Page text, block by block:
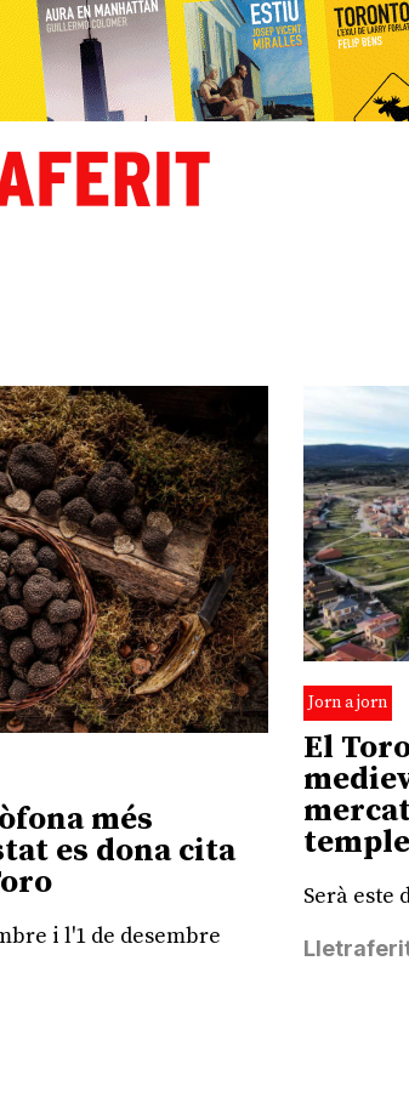
més
es dona cita
i l'1 de desembre
Jorn a jorn
El
Serà este